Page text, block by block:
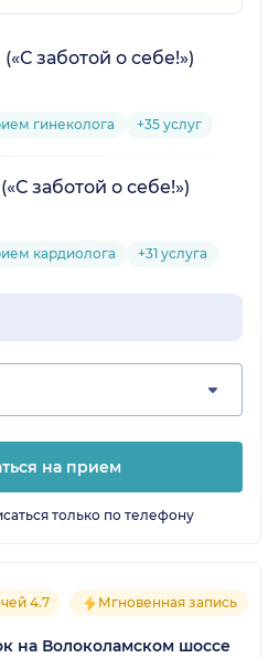
заботой о себе!»)
гинеколога +35 услуг
заботой о себе!»)
кардиолога +31 услуга
на прием
только по телефону
4.7 Мгновенная запись
на Волоколамском шоссе